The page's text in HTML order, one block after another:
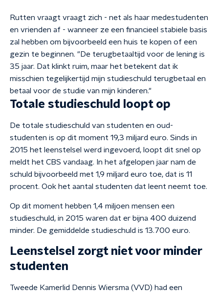
Rutten vraagt vraagt zich - net als haar medestudenten
en vrienden af - wanneer ze een financieel stabiele basis
zal hebben om bijvoorbeeld een huis te kopen of een
gezin te beginnen. "De terugbetaaltijd voor de lening is
35 jaar. Dat klinkt ruim, maar het betekent dat ik
misschien tegelijkertijd mijn studieschuld terugbetaal en
betaal voor de studie van mijn kinderen."
Totale studieschuld loopt op
De totale studieschuld van studenten en oud-
studenten is op dit moment 19,3 miljard euro. Sinds in
2015 het leenstelsel werd ingevoerd, loopt dit snel op
meldt het CBS vandaag. In het afgelopen jaar nam de
schuld bijvoorbeeld met 1,9 miljard euro toe, dat is 11
procent. Ook het aantal studenten dat leent neemt toe.
Op dit moment hebben 1,4 miljoen mensen een
studieschuld, in 2015 waren dat er bijna 400 duizend
minder. De gemiddelde studieschuld is 13.700 euro.
Leenstelsel zorgt niet voor minder
studenten
Tweede Kamerlid Dennis Wiersma (VVD) had een